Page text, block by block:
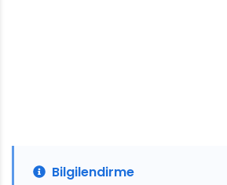
Bilgilendirme